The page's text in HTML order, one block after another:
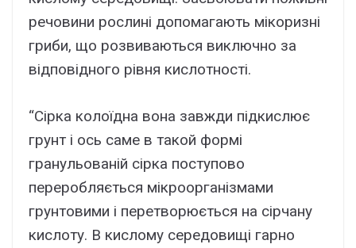
речовини рослині допомагають мікоризні
гриби, що розвиваються виключно за
відповідного рівня кислотності.
“Сірка колоїдна вона завжди підкислює
грунт і ось саме в такой формі
гранульованій сірка поступово
переробляється мікроорганізмами
грунтовими і перетворюється на сірчану
кислоту. В кислому середовищі гарно